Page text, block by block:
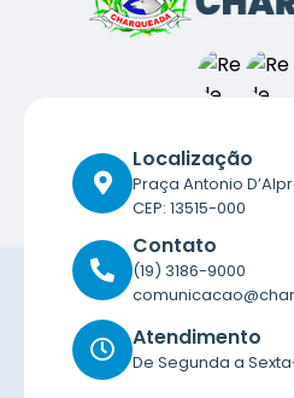
Localização
Praça Antonio
CEP: 13515-000
Contato
(19) 3186-9000
Atendimento
De Segunda a